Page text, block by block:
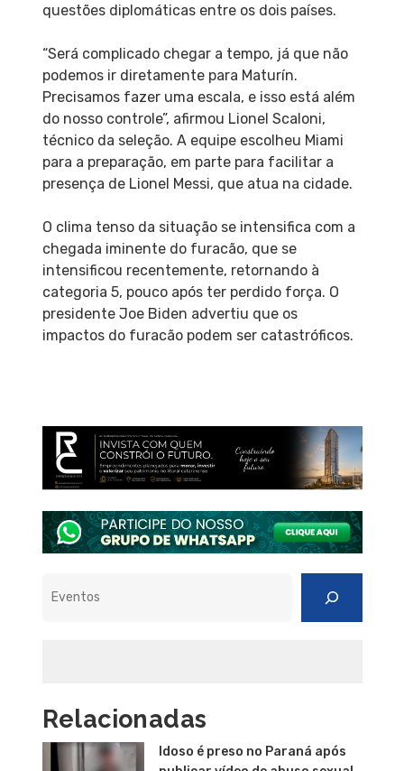
questões diplomáticas entre os dois países.
“Será complicado chegar a tempo, já que não
podemos ir diretamente para Maturín.
Precisamos fazer uma escala, e isso está além
do nosso controle”, afirmou Lionel Scaloni,
técnico da seleção. A equipe escolheu Miami
para a preparação, em parte para facilitar a
presença de Lionel Messi, que atua na cidade.
O clima tenso da situação se intensifica com a
chegada iminente do furacão, que se
intensificou recentemente, retornando à
categoria 5, pouco após ter perdido força. O
presidente Joe Biden advertiu que os
impactos do furacão podem ser catastróficos.
Relacionadas
Idoso é preso no Paraná após